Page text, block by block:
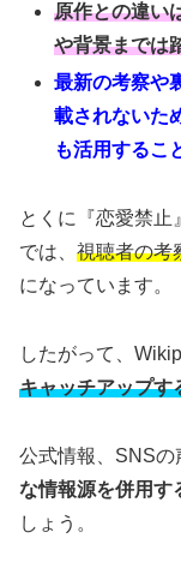
原作との違い
や背景までは
最新の考察や
載されないた
も活用するこ
とくに『恋愛禁止
では、 視聴者の考
になっています。
したがって、
キャッチアップす
公式情報、SNSの
な情報源を併用す
しょう。